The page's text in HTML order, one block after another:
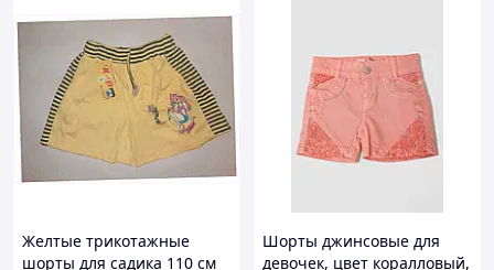
Желтые трикотажные
шорты для садика 110 см
Шорты джинсовые для
девочек, цвет коралловый,